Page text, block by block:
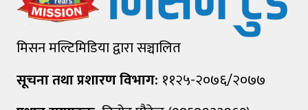
मिसन मल्टिमिडिया द्वारा सञ्चालित
सूचना तथा प्रशारण विभाग: ११२५-२०७६/२०७७